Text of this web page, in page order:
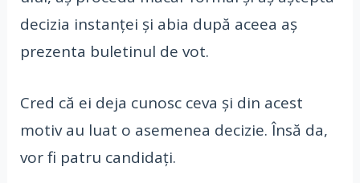
decizia instanței și abia după aceea aș
prezenta buletinul de vot.
Cred că ei deja cunosc ceva și din acest
motiv au luat o asemenea decizie. Însă da,
vor fi patru candidați.